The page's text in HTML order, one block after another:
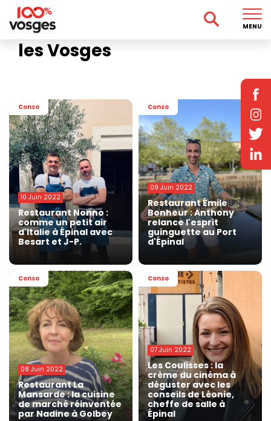
Accueil>
Les Terrasses de l'été dans
les Vosges
Conso
10 Juin 2022
Restaurant Nonno :
comme un petit air
d'Italie à Épinal avec
Besart et J-P.
Conso
09 Juin 2022
Restaurant Émile
Bonheur : Anthony
relance l'esprit
guinguette au Port
d'Épinal
Conso
08 Juin 2022
Restaurant La
Mansarde : la cuisine
de marché réinventée
par Nadine à Golbey
Conso
07 Juin 2022
Les Coulisses : la
crème du cinéma à
déguster avec les
conseils de Léonie,
cheffe de salle à
Épinal
MENU